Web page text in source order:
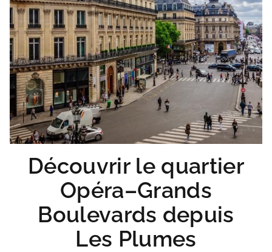
Découvrir le quartier
Opéra–Grands
Boulevards depuis
Les Plumes